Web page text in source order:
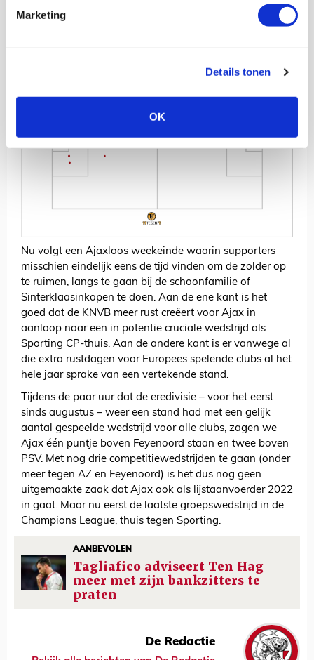
Marketing
Details tonen
OK
Nu volgt een Ajaxloos weekeinde waarin supporters
misschien eindelijk eens de tijd vinden om de zolder op
te ruimen, langs te gaan bij de schoonfamilie of
Sinterklaasinkopen te doen. Aan de ene kant is het
goed dat de KNVB meer rust creëert voor Ajax in
aanloop naar een in potentie cruciale wedstrijd als
Sporting CP-thuis. Aan de andere kant is er vanwege al
die extra rustdagen voor Europees spelende clubs al het
hele jaar sprake van een vertekende stand.
Tijdens de paar uur dat de eredivisie – voor het eerst
sinds augustus – weer een stand had met een gelijk
aantal gespeelde wedstrijd voor alle clubs, zagen we
Ajax één puntje boven Feyenoord staan en twee boven
PSV. Met nog drie competitiewedstrijden te gaan (onder
meer tegen AZ en Feyenoord) is het dus nog geen
uitgemaakte zaak dat Ajax ook als lijstaanvoerder 2022
in gaat. Maar nu eerst de laatste groepswedstrijd in de
Champions League, thuis tegen Sporting.
AANBEVOLEN
Tagliafico adviseert Ten Hag
meer met zijn bankzitters te
praten
De Redactie